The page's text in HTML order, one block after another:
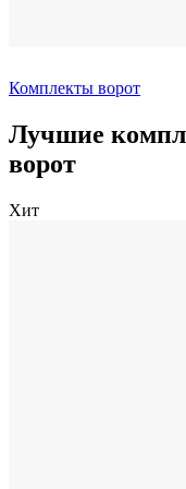
Комплекты ворот
Лучшие
ворот
Хит